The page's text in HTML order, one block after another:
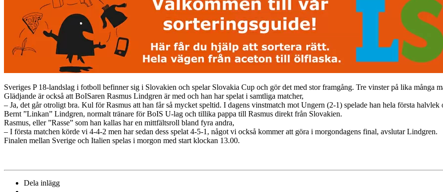
Sveriges P 18-landslag i fotboll befinner sig i Slovakien och spelar Slovakia Cup och gör det med stor framgång. Tre vinster på lika många
Glädjande är också att BoISaren Rasmus Lindgren är med och han har spelat i samtliga matcher,
– Ja, det går otroligt bra. Kul för Rasmus att han får så mycket speltid. I dagens vinstmatch mot Ungern (2-1) spelade han hela första
Bernt ”Linkan” Lindgren, normalt tränare för BoIS U-lag och tillika pappa till Rasmus direkt från Slovakien.
Rasmus, eller ”Rasse” som han kallas har en mittfältsroll bland fyra andra,
– I första matchen körde vi 4-4-2 men har sedan dess spelat 4-5-1, något vi också kommer att göra i morgondagens final, avslutar Lindgren.
Finalen mellan Sverige och Italien spelas i morgon med start klockan 13.00.
Dela inlägg